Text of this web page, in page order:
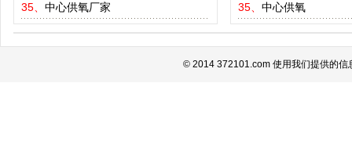
35、 中心供氧厂家
35、 中心供氧
© 2014 372101.com 使用我们提供的信